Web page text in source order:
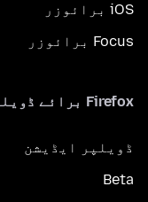
iOS برائوزر
Focus برائوزر
Firefox برائے ڈویلپرز
ڈویلپر ایڈیشن
Beta